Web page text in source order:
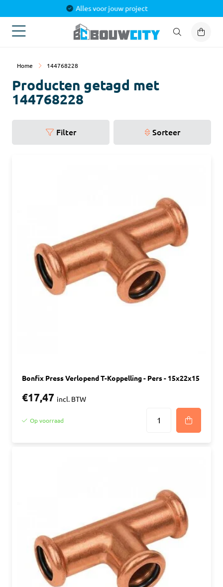
Alles voor jouw project
Home 144768228
Producten getagd met
144768228
Filter Sorteer
Bonfix Press Verlopend T-Koppelling - Pers - 15x22x15
€17,47 incl. BTW
Op voorraad